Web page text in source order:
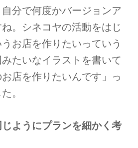
分で何度かバージョンア
。シネコヤの活動をはじ
お店を作りたいっていう
たいなイラストを書いて
店を作りたいんです」っ
。
ようにプランを細かく考